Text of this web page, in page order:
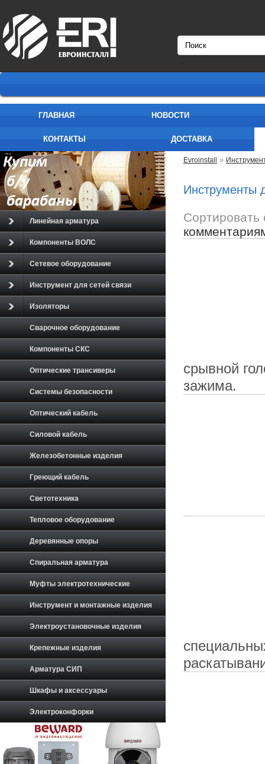
ГЛАВНАЯ НОВОСТИ
КОНТАКТЫ ДОСТАВКА
Evroinstall »
Инструменты
Сортировать
срывной
зажима.
Линейная арматура
Компоненты ВОЛС
Сетевое оборудование
Инструмент для сетей связи
Изоляторы
Сварочное оборудование
Компоненты СКС
Оптические трансиверы
Системы безопасности
Оптический кабель
Силовой кабель
Железобетонные изделия
Греющий кабель
Светотехника
Тепловое оборудование
Деревянные опоры
Спиральная арматура
Муфты электротехнические
Инструмент и монтажные изделия
Электроустановочные изделия
Крепежные изделия
Арматура СИП
Шкафы и аксессуары
Электроконфорки